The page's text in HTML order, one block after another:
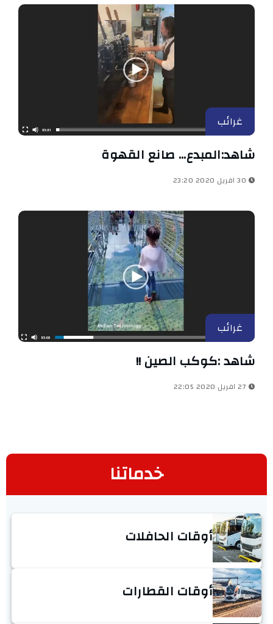
غرائب
شاهد:المبدع… صانع القهوة
غرائب
شاهد :كوكب الصين !!
خدماتنا
أوقات الحافلات
أوقات القطارات